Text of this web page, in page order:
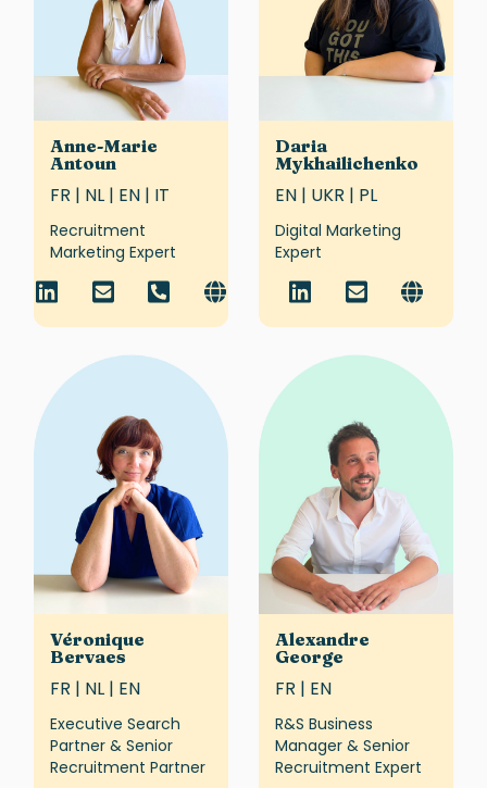
Anne-Marie
Antoun
FR | NL | EN | IT
Recruitment
Marketing Expert
Daria
Mykhailichenko
EN | UKR | PL
Digital Marketing
Expert
Véronique
Bervaes
FR | NL | EN
Executive Search
Partner & Senior
Recruitment Partner
Alexandre
George
FR | EN
R&S Business
Manager & Senior
Recruitment Expert